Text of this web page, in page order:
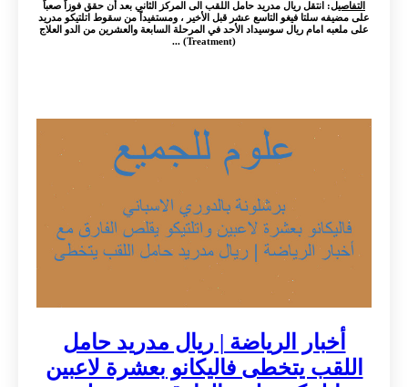
التفاصيل: انتقل ريال مدريد حامل اللقب الى المركز الثاني بعد أن حقق فوزاً صعباً
على مضيفه سلتا فيغو التاسع عشر قبل الأخير ، ومستفيداً من سقوط اتلتيكو مدريد
على ملعبه امام ريال سوسيداد الأحد في المرحلة السابعة والعشرين من الدو العلاج
أخبار الرياضة | ريال مدريد حامل
اللقب يتخطى فاليكانو بعشرة لاعبين